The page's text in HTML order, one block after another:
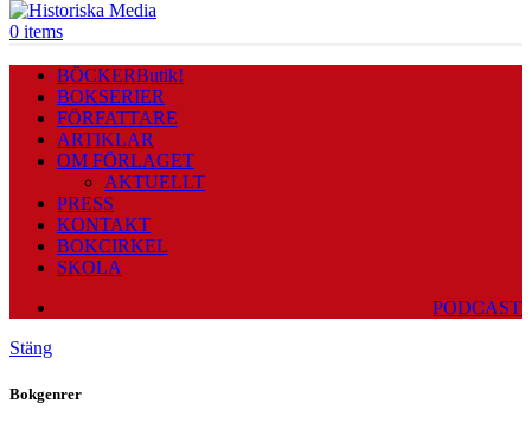
0 items
BÖCKERButik!
BOKSERIER
FÖRFATTARE
ARTIKLAR
OM FÖRLAGET
AKTUELLT
PRESS
KONTAKT
BOKCIRKEL
SKOLA
PODCAST
Stäng
Bokgenrer